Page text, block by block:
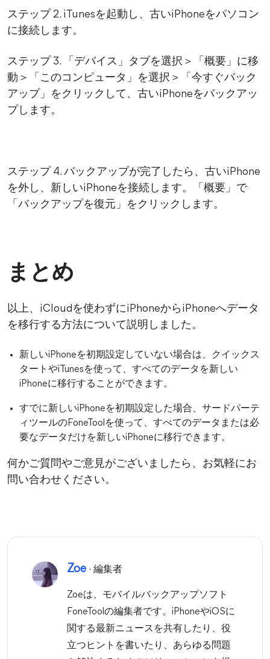
ステップ 2. iTunesを起動し、古いiPhoneをパソコン
に接続します。
ステップ 3. 「デバイス」タブを選択＞「概要」に移
動＞「このコンピュータ」を選択＞「今すぐバック
アップ」をクリックして、古いiPhoneをバックアッ
プします。
ステップ 4. バックアップが完了したら、古いiPhone
を外し、新しいiPhoneを接続します。「概要」で
「バックアップを復元」をクリックします。
まとめ
以上、iCloudを使わずにiPhoneからiPhoneへデータ
を移行する方法について説明しました。
新しいiPhoneを初期設定していない場合は、クイックス
タートやiTunesを使って、すべてのデータを新しい
iPhoneに移行することができます。
すでに新しいiPhoneを初期設定した場合、サードパーテ
ィツールのFoneToolを使って、すべてのデータまたは必
要なデータだけを新しいiPhoneに移行できます。
何かご質問やご意見がございましたら、お気軽にお
問い合わせください。
Zoe· 編集者
Zoeは、モバイルバックアップソフト
FoneToolの編集者です。iPhoneやiOSに
関する最新ニュースを共有したり、役
立つヒントを書いたり、あらゆる問題